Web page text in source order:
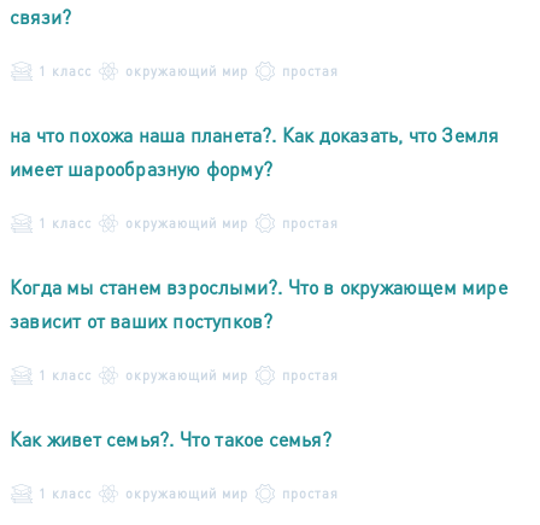
связи?
1 класс окружающий мир простая
на что похожа наша планета?. Как доказать, что Земля
имеет шарообразную форму?
1 класс окружающий мир простая
Когда мы станем взрослыми?. Что в окружающем мире
зависит от ваших поступков?
1 класс окружающий мир простая
Как живет семья?. Что такое семья?
1 класс окружающий мир простая